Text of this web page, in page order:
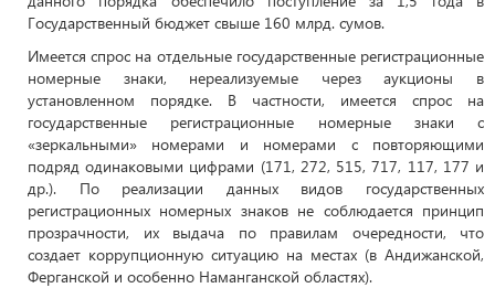
Государственный бюджет свыше 160 млрд. сумов.
Имеется спрос на отдельные государственные регистрационные
номерные знаки, нереализуемые через аукционы в
установленном порядке. В частности, имеется спрос на
государственные регистрационные номерные знаки с
«зеркальными» номерами и номерами с повторяющими
подряд одинаковыми цифрами (171, 272, 515, 717, 117, 177 и
др.). По реализации данных видов государственных
регистрационных номерных знаков не соблюдается принцип
прозрачности, их выдача по правилам очередности, что
создает коррупционную ситуацию на местах (в Андижанской,
Ферганской и особенно Наманганской областях).